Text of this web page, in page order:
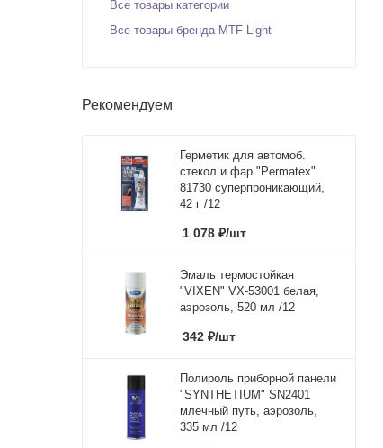
Все товары категории
Все товары бренда MTF Light
Рекомендуем
Герметик для автомоб.
стекол и фар "Permatex"
81730 суперпроникающий,
42 г /12
1 078 ₽/шт
Эмаль термостойкая
"VIXEN" VX-53001 белая,
аэрозоль, 520 мл /12
342 ₽/шт
Полироль приборной панели
"SYNTHETIUM" SN2401
млечный путь, аэрозоль,
335 мл /12